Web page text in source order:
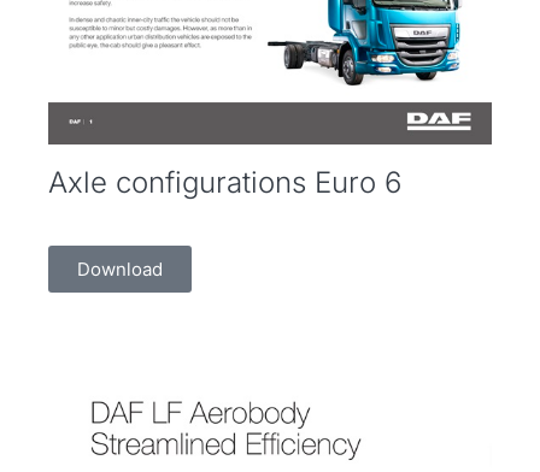
Axle configurations Euro 6
Download